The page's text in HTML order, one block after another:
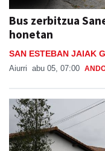
Bus zerbitzua
honetan
SAN ESTEBAN JAIAK
Aiurri abu 05, 07:00